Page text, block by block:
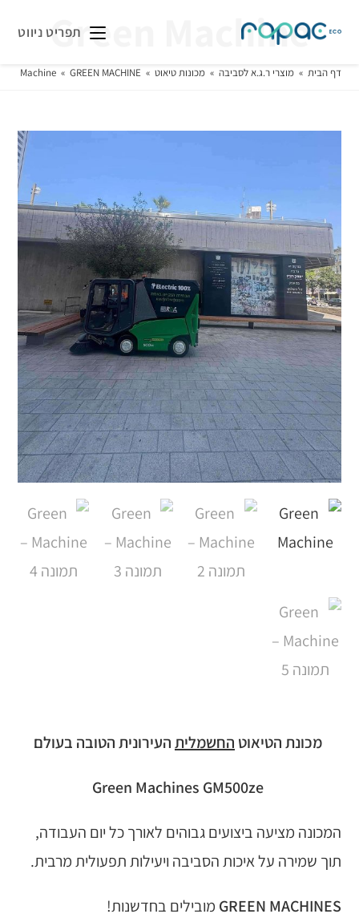
תפריט ניווטGreen Machine
דף הבית » מוצרי ר.ג.א לסביבה » מכונות טיאוט »
GREEN MACHINE
»
Machine
מכונת הטיאוט החשמליתהעירונית הטובה בעולם
Green Machines GM500ze
המכונה מציעה ביצועים גבוהים לאורך כל יום העבודה,
תוך שמירה על איכות הסביבה ויעילות תפעולית מרבית.
GREEN MACHINES מובילים בחדשנות!